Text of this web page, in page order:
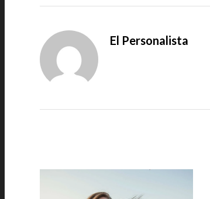
El Personalista